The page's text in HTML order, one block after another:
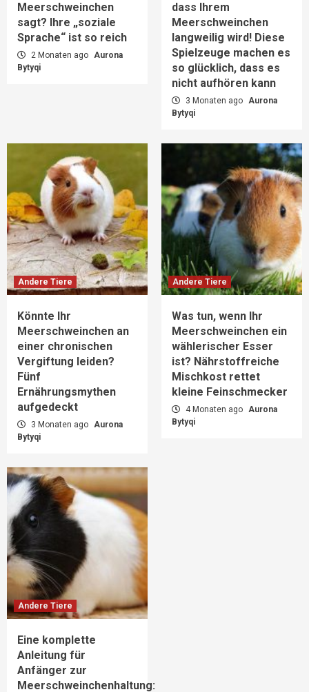
Meerschweinchen
sagt? Ihre „soziale
Sprache“ ist so reich
2 Monaten ago Aurona
Bytyqi
dass Ihrem
Meerschweinchen
langweilig wird! Diese
Spielzeuge machen es
so glücklich, dass es
nicht aufhören kann
3 Monaten ago Aurona
Bytyqi
Andere Tiere
Könnte Ihr
Meerschweinchen an
einer chronischen
Vergiftung leiden?
Fünf
Ernährungsmythen
aufgedeckt
3 Monaten ago Aurona
Bytyqi
Andere Tiere
Was tun, wenn Ihr
Meerschweinchen ein
wählerischer Esser
ist? Nährstoffreiche
Mischkost rettet
kleine Feinschmecker
4 Monaten ago Aurona
Bytyqi
Andere Tiere
Eine komplette
Anleitung für
Anfänger zur
Meerschweinchenhaltung: